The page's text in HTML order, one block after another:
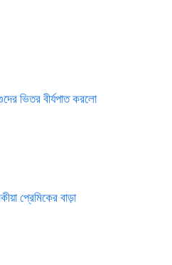
ভিতর বীর্যপাত করলো
প্রেমিকের বাড়া